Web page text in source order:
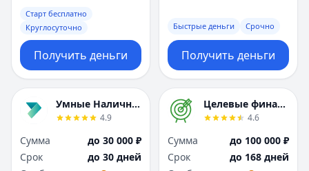
Старт бесплатно
Круглосуточно
Получить деньги
Быстрые деньги Срочно
Получить деньги
Умные Наличные
4.9
Сумма
до 30 000 ₽
Срок
до 30 дней
Целевые финансы
4.6
Сумма
до 100 000 ₽
Срок
до 168 дней